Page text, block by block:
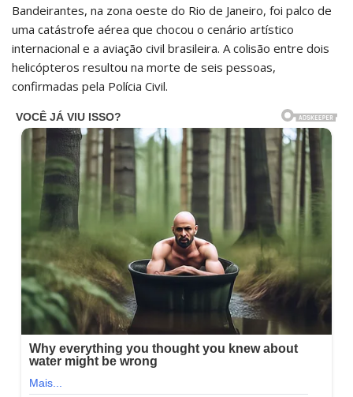
Bandeirantes, na zona oeste do Rio de Janeiro, foi palco de
uma catástrofe aérea que chocou o cenário artístico
internacional e a aviação civil brasileira. A colisão entre dois
helicópteros resultou na morte de seis pessoas,
confirmadas pela Polícia Civil.